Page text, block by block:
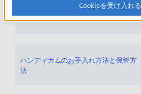
ハンディカムで花火を撮ろう
ハンディカムのお手入れ方法と保管方
法
Cookieを受け入れる